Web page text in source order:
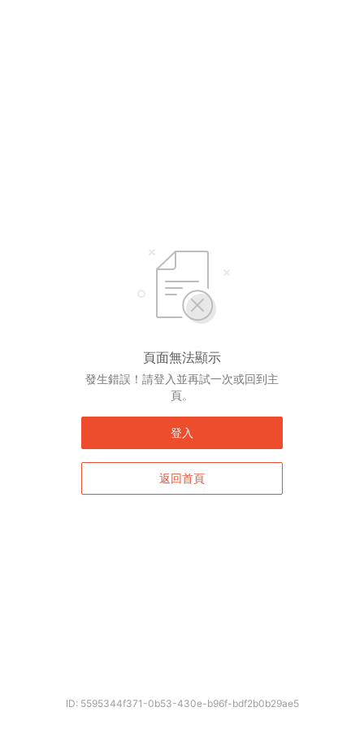
頁面無法顯示
發生錯誤！請登入並再試一次或回到主
頁。
登入
返回首頁
ID: 5595344f371-0b53-430e-b96f-bdf2b0b29ae5